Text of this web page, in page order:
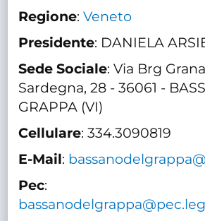
Regione:Veneto
Presidente: DANIELA
Sede Sociale: Via Brg
Sardegna, 28 - 36061 -
GRAPPA (VI)
Cellulare: 334.3090819
E-Mail:
Pec: